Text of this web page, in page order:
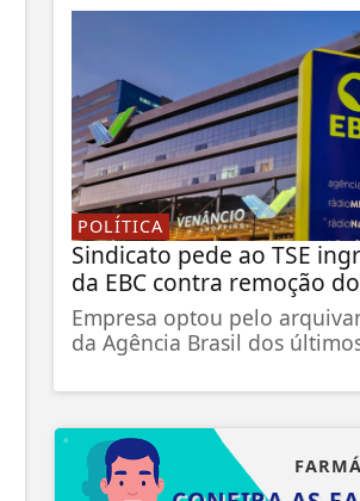
POLÍTICA
Sindicato pede ao TSE
da EBC contra remoção
Empresa optou pelo
da Agência Brasil dos